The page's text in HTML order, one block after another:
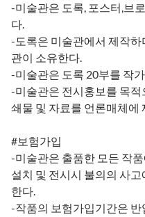
-미술관은 도록, 포스터,브
다.
-도록은 미술관에서 제작
관이 소유한다.
-미술관은 도록 20부를 작
-미술관은 전시홍보를 목
쇄물 및 자료를 언론매체에
#보험가입
-미술관은 출품한 모든 작
설치 및 전시시 불의의 사
한다.
-작품의 보험가입기간은